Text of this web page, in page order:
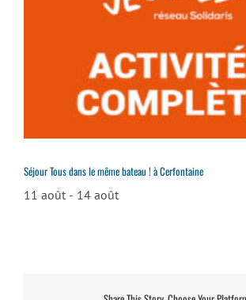
Séjour Tous dans le même bateau ! à Cerfontaine
11 août - 14 août